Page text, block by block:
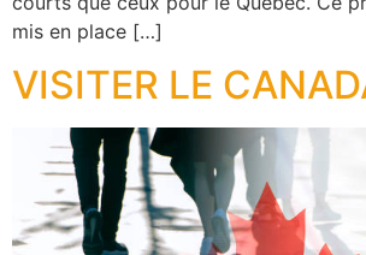
mis en place […]
VISITER LE